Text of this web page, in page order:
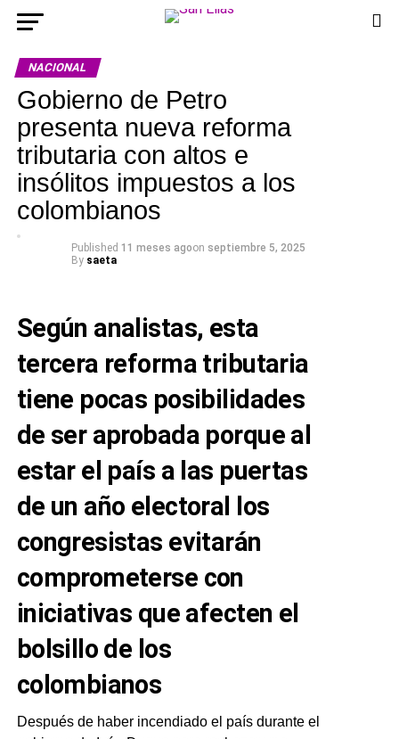
NACIONAL
Gobierno de Petro
presenta nueva reforma
tributaria con altos e
insólitos impuestos a los
colombianos
Published 11 meses agoon septiembre 5, 2025
By saeta
Según analistas, esta
tercera reforma tributaria
tiene pocas posibilidades
de ser aprobada porque al
estar el país a las puertas
de un año electoral los
congresistas evitarán
comprometerse con
iniciativas que afecten el
bolsillo de los
colombianos
Después de haber incendiado el país durante el